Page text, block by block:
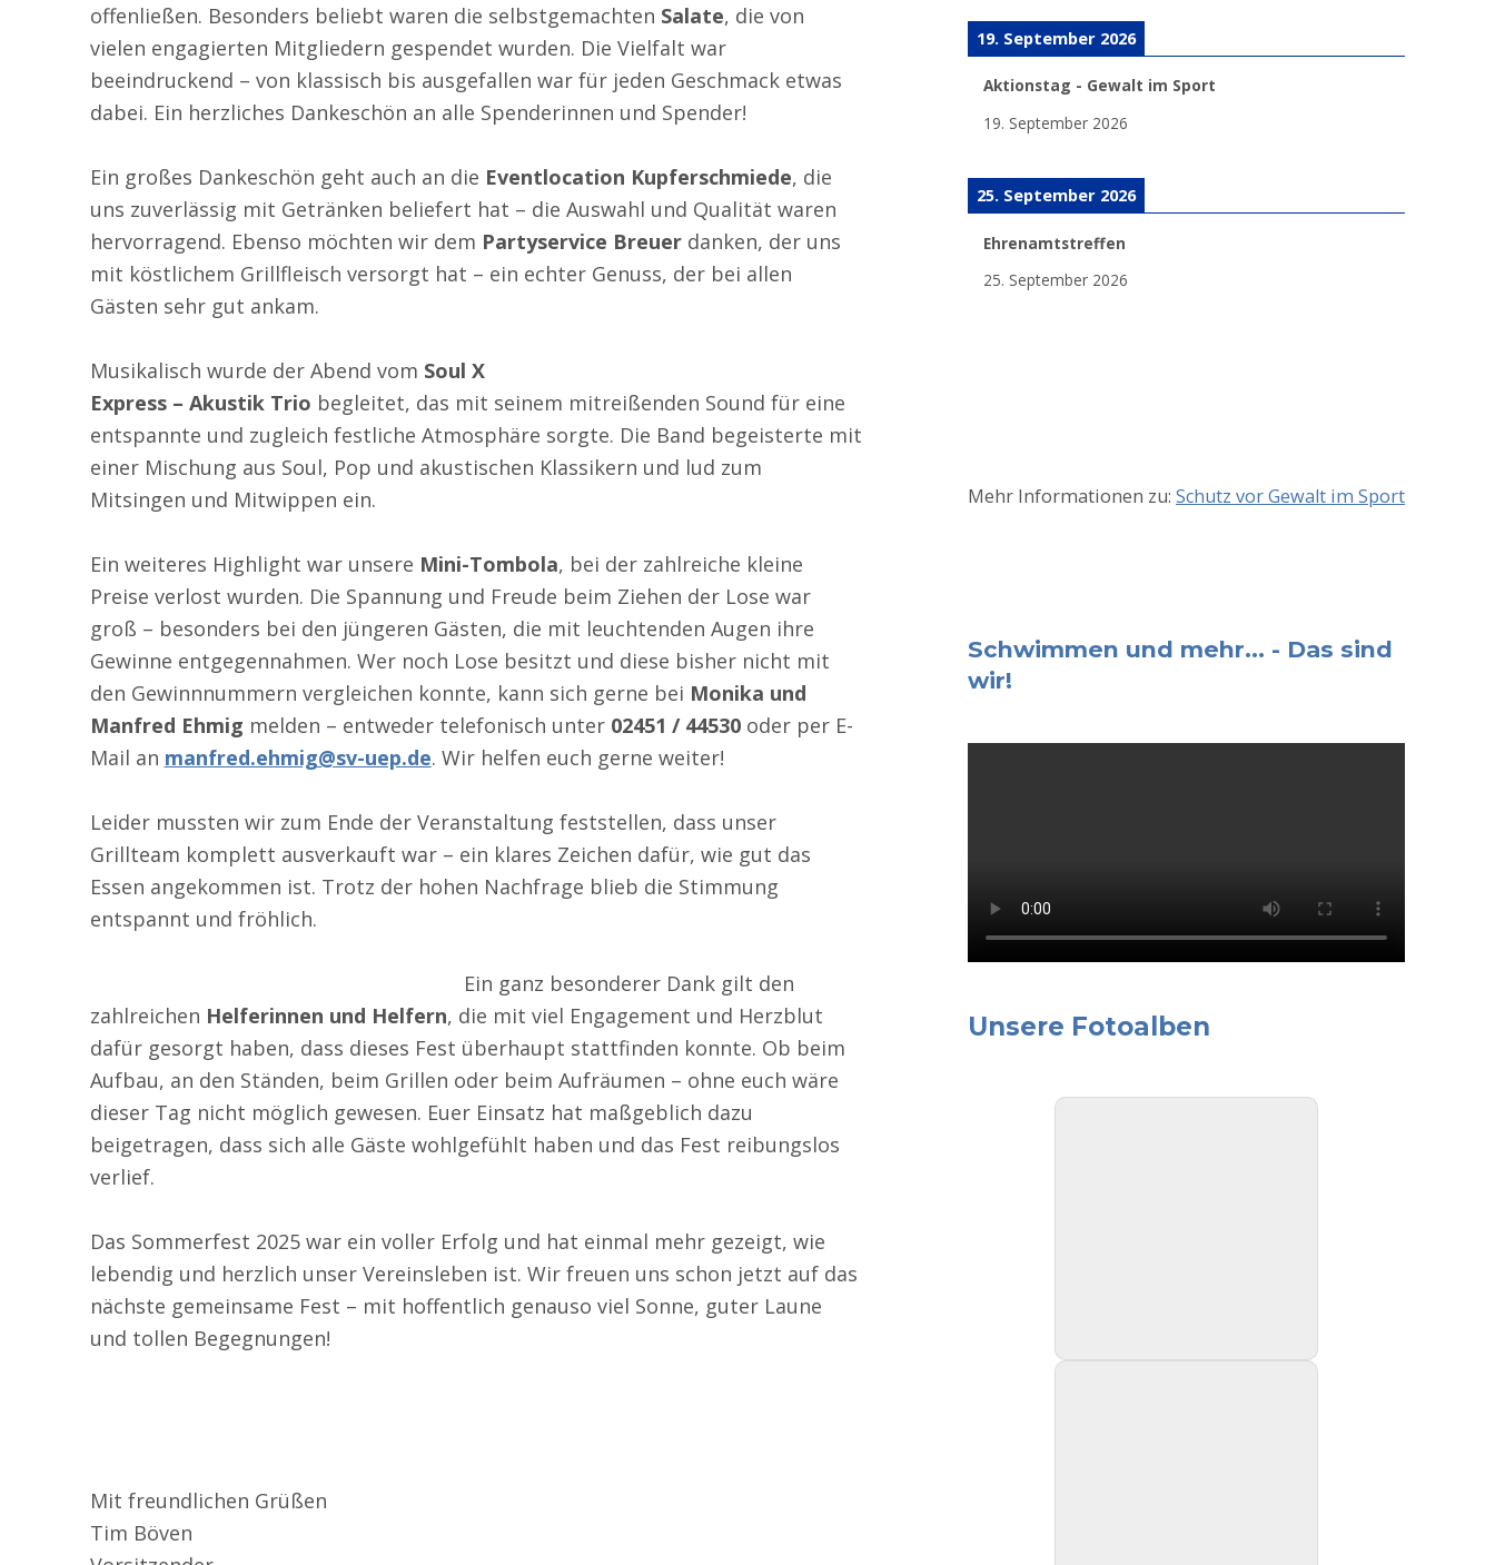
offenließen. Besonders beliebt waren die selbstgemachten Salate, die von
vielen engagierten Mitgliedern gespendet wurden. Die Vielfalt war
beeindruckend – von klassisch bis ausgefallen war für jeden Geschmack etwas
dabei. Ein herzliches Dankeschön an alle Spenderinnen und Spender!
Ein großes Dankeschön geht auch an die Eventlocation Kupferschmiede, die
uns zuverlässig mit Getränken beliefert hat – die Auswahl und Qualität waren
hervorragend. Ebenso möchten wir dem Partyservice Breuerdanken, der uns
mit köstlichem Grillfleisch versorgt hat – ein echter Genuss, der bei allen
Gästen sehr gut ankam.
Musikalisch wurde der Abend vom Soul X
Express – Akustik Trio begleitet, das mit seinem mitreißenden Sound für eine
entspannte und zugleich festliche Atmosphäre sorgte. Die Band begeisterte mit
einer Mischung aus Soul, Pop und akustischen Klassikern und lud zum
Mitsingen und Mitwippen ein.
Ein weiteres Highlight war unsere Mini-Tombola, bei der zahlreiche kleine
Preise verlost wurden. Die Spannung und Freude beim Ziehen der Lose war
groß – besonders bei den jüngeren Gästen, die mit leuchtenden Augen ihre
Gewinne entgegennahmen. Wer noch Lose besitzt und diese bisher nicht mit
den Gewinnnummern vergleichen konnte, kann sich gerne bei Monika und
Manfred Ehmig melden – entweder telefonisch unter 02451 / 44530oder per E-
Mail an manfred.ehmig@sv-uep.de. Wir helfen euch gerne weiter!
Leider mussten wir zum Ende der Veranstaltung feststellen, dass unser
Grillteam komplett ausverkauft war – ein klares Zeichen dafür, wie gut das
Essen angekommen ist. Trotz der hohen Nachfrage blieb die Stimmung
entspannt und fröhlich.
Ein ganz besonderer Dank gilt den
zahlreichen Helferinnen und Helfern, die mit viel Engagement und Herzblut
dafür gesorgt haben, dass dieses Fest überhaupt stattfinden konnte. Ob beim
Aufbau, an den Ständen, beim Grillen oder beim Aufräumen – ohne euch wäre
dieser Tag nicht möglich gewesen. Euer Einsatz hat maßgeblich dazu
beigetragen, dass sich alle Gäste wohlgefühlt haben und das Fest reibungslos
verlief.
Das Sommerfest 2025 war ein voller Erfolg und hat einmal mehr gezeigt, wie
lebendig und herzlich unser Vereinsleben ist. Wir freuen uns schon jetzt auf das
nächste gemeinsame Fest – mit hoffentlich genauso viel Sonne, guter Laune
und tollen Begegnungen!
Mit freundlichen Grüßen
Tim Böven
19. September 2026
Aktionstag - Gewalt im Sport
19. September 2026
25. September 2026
Ehrenamtstreffen
25. September 2026
Mehr Informationen zu:Schutz vor Gewalt im Sport
Schwimmen und mehr... - Das sind
wir!
Unsere Fotoalben